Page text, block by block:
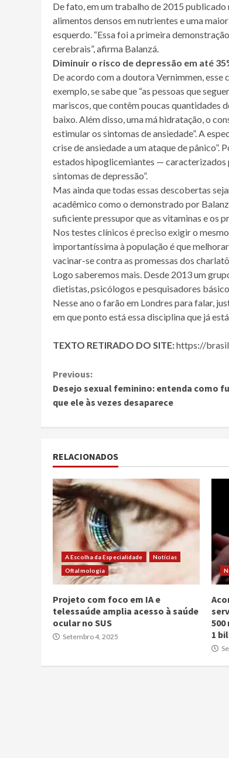
De fato, em um trabalho de 2015
alimentos densos em nutrientes e uma
esquerdo. “Essa foi a primeira
cerebrais”, afirma Balanzá.
Diminuir o risco de depressão em até
De acordo com a doutora Vernimmen,
exemplo, se sabe que “as pessoas que
mariscos, que contêm poucas quantidades
baixo. Além disso, uma má hidratação, o
estimular os sintomas de ansiedade”. A
crise de ansiedade a um ataque de pânico”.
estados hipoglicemiantes — caracterizados
sintomas de depressão”.
Mas ainda que todas essas descobertas
acadêmico como o demonstrado por
suficiente pressupor que as vitaminas e os
Nos testes clínicos é preciso exigir o
importantíssima à população é que
vacinar-se contra as promessas dos
Logo saberemos mais. Desde 2013 um
dietistas, psicólogos e pesquisadores
Nesse ano o farão em Londres para falar,
em que ponto está essa disciplina que já
TEXTO RETIRADO DO SITE:https://
Continue
Reading
Previous:
Desejo sexual feminino: entenda como
que ele às vezes desaparece
RELACIONADOS
A Escolha da Especialidade
Notícias
Oftalmologia
Projeto com foco em IA e
telessaúde amplia acesso à saúde
ocular no SUS
Setembro 4, 2025
1